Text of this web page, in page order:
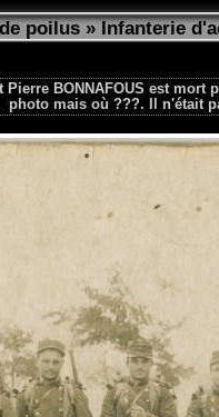
poilus»Infanterie
Pierre BONNAFOUS est
photo mais où ???. Il n'était